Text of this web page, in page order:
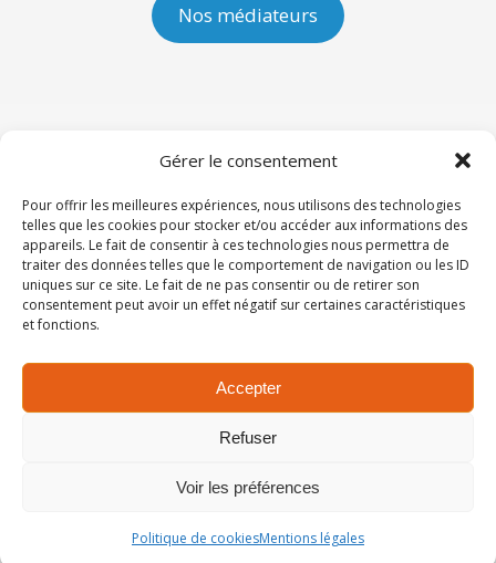
Gérer le consentement
Pour offrir les meilleures expériences, nous utilisons des technologies
telles que les cookies pour stocker et/ou accéder aux informations des
appareils. Le fait de consentir à ces technologies nous permettra de
traiter des données telles que le comportement de navigation ou les ID
uniques sur ce site. Le fait de ne pas consentir ou de retirer son
consentement peut avoir un effet négatif sur certaines caractéristiques
et fonctions.
Accepter
Refuser
Voir les préférences
Politique de cookiesMentions légales
Nos médiateurs
CMFM - 93-95 avenue du Général Leclerc 75014
Paris
Contactez-nousTél : 01 44 64 84 70
2026 CMFM ©.
Thème Ashe par
WP Royal .